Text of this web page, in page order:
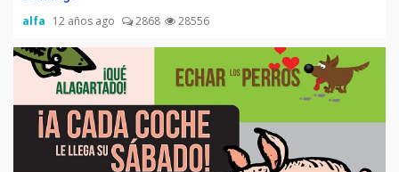
alfa 12 años ago 2868 28556
Computadora diseñada en
Guatemala por empresa de